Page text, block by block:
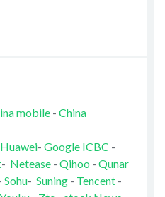
mobile- China
Huawei- Google ICBC -
- Netease- Qihoo - Qunar
Sohu- Suning- Tencent-